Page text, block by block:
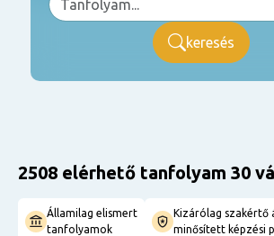
keresés
2508 elérhető tanfolyam 30
Államilag elismert
tanfolyamok
Kizárólag szakértő
minősített képzési